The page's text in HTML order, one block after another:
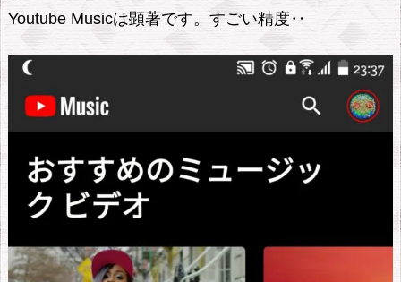
Youtube Musicは顕著です。すごい精度‥